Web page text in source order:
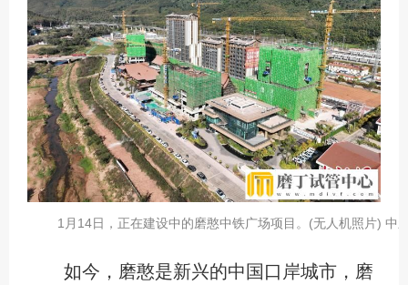
1月14日，正在建设中的磨憨中铁广场项目。(无人机照片) 中
如今，磨憨是新兴的中国口岸城市，磨